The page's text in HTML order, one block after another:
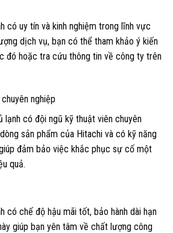
có uy tín và kinh nghiệm trong lĩnh vực
dịch vụ, bạn có thể tham khảo ý kiến
đó hoặc tra cứu thông tin về công ty trên
nghiệp
có đội ngũ kỹ thuật viên chuyên
sản phẩm của Hitachi và có kỹ năng
đảm bảo việc khắc phục sự cố một
quả.
có chế độ hậu mãi tốt, bảo hành dài hạn
giúp bạn yên tâm về chất lượng công